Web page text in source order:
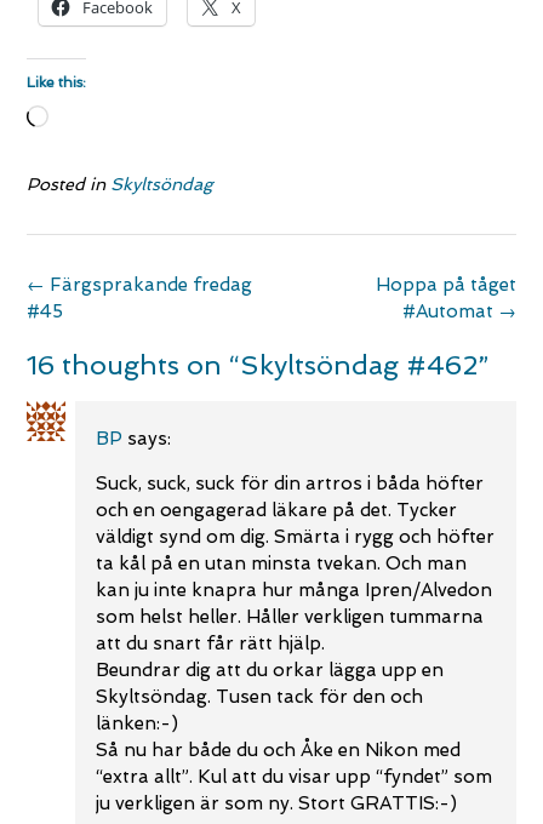
Facebook X
Like this:
Loading…
Posted in Skyltsöndag
Post
navigation
Hoppa på tåget
#Automat →
← Färgsprakande fredag
#45
16 thoughts on “Skyltsöndag #462”
BP says:
Suck, suck, suck för din artros i båda höfter
och en oengagerad läkare på det. Tycker
väldigt synd om dig. Smärta i rygg och höfter
ta kål på en utan minsta tvekan. Och man
kan ju inte knapra hur många Ipren/Alvedon
som helst heller. Håller verkligen tummarna
att du snart får rätt hjälp.
Beundrar dig att du orkar lägga upp en
Skyltsöndag. Tusen tack för den och
länken:-)
Så nu har både du och Åke en Nikon med
“extra allt”. Kul att du visar upp “fyndet” som
ju verkligen är som ny. Stort GRATTIS:-)